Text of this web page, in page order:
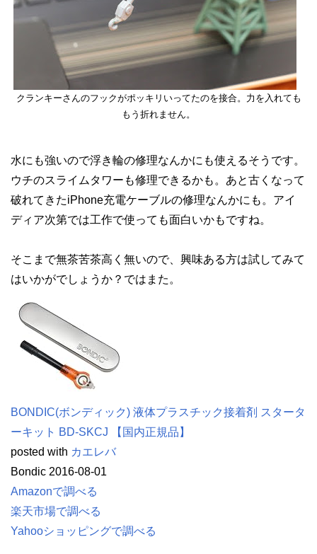
クランキーさんのフックがポッキリいってたのを接合。力を入れても
もう折れません。
水にも強いので浮き輪の修理なんかにも使えるそうです。
ウチのスライムタワーも修理できるかも。あと古くなって
破れてきたiPhone充電ケーブルの修理なんかにも。アイ
ディア次第では工作で使っても面白いかもですね。
そこまで無茶苦茶高く無いので、興味ある方は試してみて
はいかがでしょうか？ではまた。
BONDIC(ボンディック) 液体プラスチック接着剤 スタータ
ーキット BD-SKCJ 【国内正規品】
posted with カエレバ
Bondic 2016-08-01
Amazonで調べる
楽天市場で調べる
Yahooショッピングで調べる